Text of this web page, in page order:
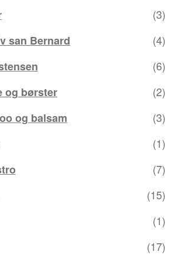
(3)
san Bernard
(4)
(6)
og børster
(2)
og balsam
(3)
(1)
(7)
(15)
(1)
(17)